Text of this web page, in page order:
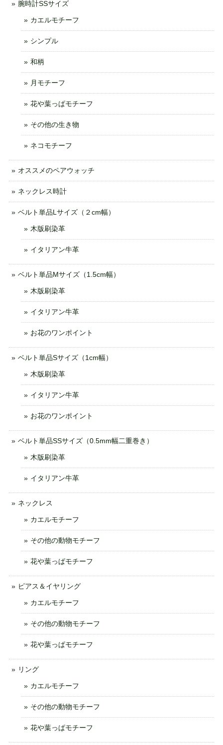
腕時計SSサイズ
カエルモチーフ
シンプル
和柄
月モチーフ
花や葉っぱモチーフ
その他の生き物
ネコモチーフ
オススメのペアウォッチ
ネックレス時計
ベルト単品Lサイズ（２cm幅）
木版刷染革
イタリアン牛革
ベルト単品Mサイズ（1.5cm幅）
木版刷染革
イタリアン牛革
お花のワンポイント
ベルト単品Sサイズ（1cm幅）
木版刷染革
イタリアン牛革
お花のワンポイント
ベルト単品SSサイズ（0.5mm幅二重巻き）
木版刷染革
イタリアン牛革
ネックレス
カエルモチーフ
その他の動物モチーフ
花や葉っぱモチーフ
ピアス＆イヤリング
カエルモチーフ
その他の動物モチーフ
花や葉っぱモチーフ
リング
カエルモチーフ
その他の動物モチーフ
花や葉っぱモチーフ